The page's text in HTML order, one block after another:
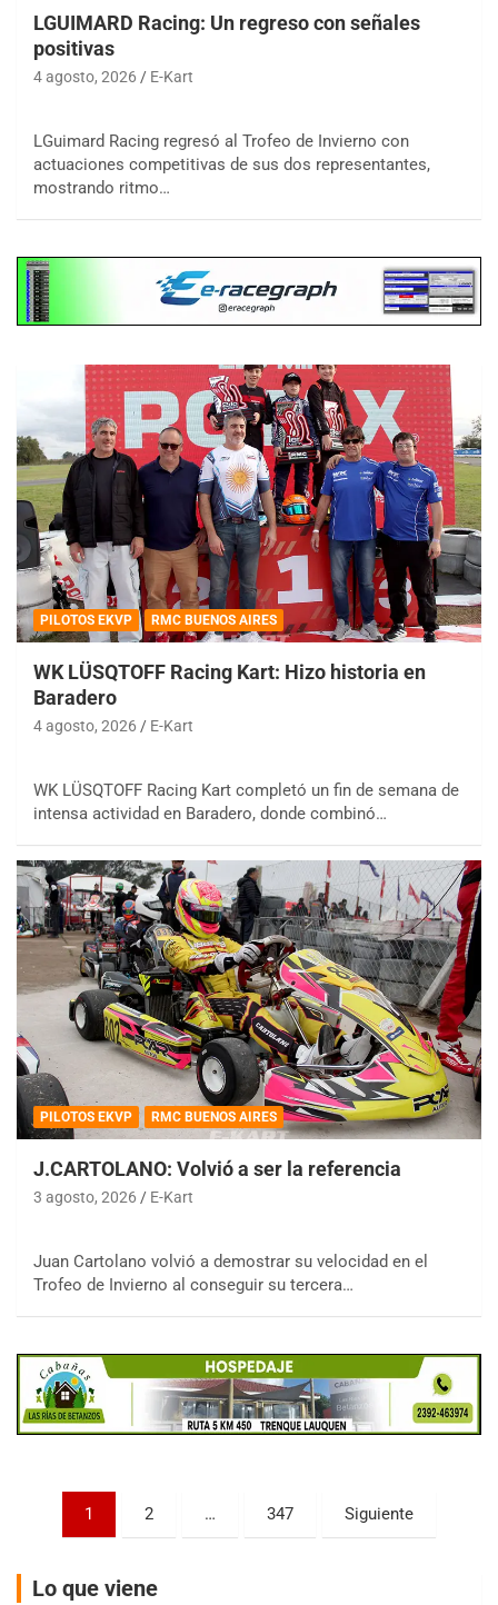
LGUIMARD Racing: Un regreso con señales
positivas
4 agosto, 2026 E-Kart
LGuimard Racing regresó al Trofeo de Invierno con
actuaciones competitivas de sus dos representantes,
mostrando ritmo…
PILOTOS EKVP RMC BUENOS AIRES
WK LÜSQTOFF Racing Kart: Hizo historia en
Baradero
4 agosto, 2026 E-Kart
WK LÜSQTOFF Racing Kart completó un fin de semana de
intensa actividad en Baradero, donde combinó…
PILOTOS EKVP RMC BUENOS AIRES
J.CARTOLANO: Volvió a ser la referencia
3 agosto, 2026 E-Kart
Juan Cartolano volvió a demostrar su velocidad en el
Trofeo de Invierno al conseguir su tercera…
Paginación
entradas
1 2 … 347 Siguiente
Lo que viene
COBERTURA ESPECIAL DE E-KART.COM.AR
08/09-AGO
Ramiro Tot (Asfalto)
Ciudad de Trenque Lauquen (Asfalto)
ENTRERRIANO - F6 (POSTERGADA)
Villaguay (Entre Ríos)
VICTORIENSE - F7
El Cerro (Tierra)
Moto Club Reginense (Tierra)
Juventud Unida (Tierra)